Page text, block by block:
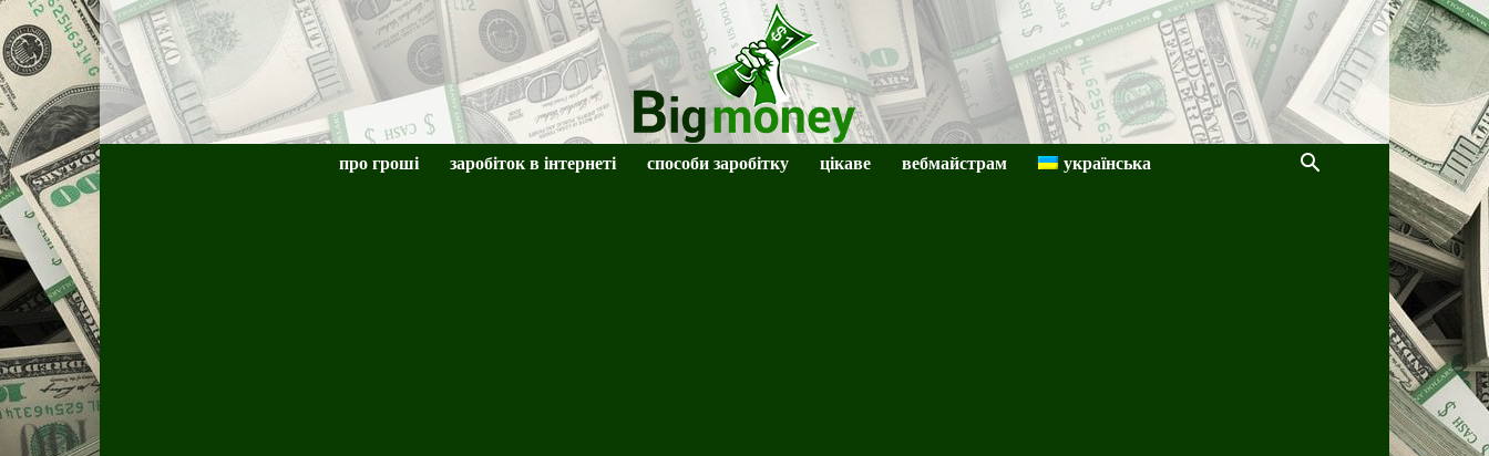
про гроші заробіток в інтернеті способи заробітку цікаве вебмайстрам українська